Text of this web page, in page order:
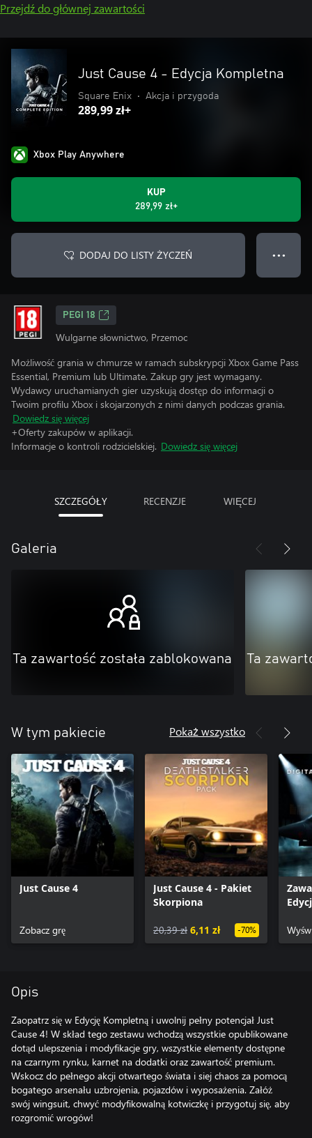
Przejdź do głównej zawartości
Just Cause 4 - Edycja Kompletna
Square Enix • Akcja i przygoda
289,99 zł+
Xbox Play Anywhere
KUP
289,99 zł+
DODAJ DO LISTY ŻYCZEŃ ● ● ●
PEGI 18
Wulgarne słownictwo, Przemoc
Możliwość grania w chmurze w ramach subskrypcji Xbox Game Pass
Essential, Premium lub Ultimate. Zakup gry jest wymagany.
Wydawcy uruchamianych gier uzyskują dostęp do informacji o
Twoim profilu Xbox i skojarzonych z nimi danych podczas grania.
Dowiedz się więcej
+Oferty zakupów w aplikacji.
Informacje o kontroli rodzicielskiej. Dowiedz się więcej
SZCZEGÓŁY RECENZJE WIĘCEJ
Galeria
Ta zawartość została zablokowana Ta
W tym pakiecie Pokaż wszystko
Just Cause 4
Zobacz grę
Just Cause 4 - Pakiet
Skorpiona
20,39 zł 6,11 zł -70%
Opis
Zaopatrz się w Edycję Kompletną i uwolnij pełny potencjał Just
Cause 4! W skład tego zestawu wchodzą wszystkie opublikowane
dotąd ulepszenia i modyfikacje gry, wszystkie elementy dostępne
na czarnym rynku, karnet na dodatki oraz zawartość premium.
Wskocz do pełnego akcji otwartego świata i siej chaos za pomocą
bogatego arsenału uzbrojenia, pojazdów i wyposażenia. Załóż
swój wingsuit, chwyć modyfikowalną kotwiczkę i przygotuj się, aby
rozgromić wrogów!